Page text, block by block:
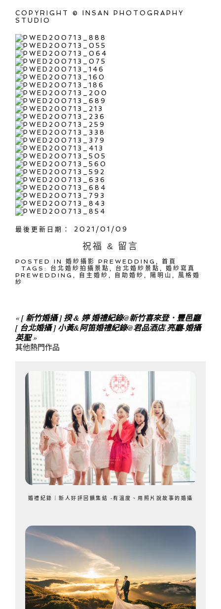
COPYRIGHT © INSAN PHOTOGRAPHY
STUDIO
最後更新日期： 2021/01/09
祝福 & 留言
POSTED IN婚紗攝影 PREWEDDING ,首頁
TAGS: 台北婚紗拍攝景點 台北婚紗景點 ,婚紗寫真
PREWEDDING
自主婚紗 自助婚紗 陽明山
風格婚
紗
«[ 新竹婚攝 ] 揆 & 婷 婚禮紀錄@新竹喜來登．豐邑廳
[ 台北婚攝 ] 小黃&阿笛婚禮紀錄@君品酒店.亮廳-婚攝
英聖»
其他熱門作品
婚禮紀錄｜新人好評回饋集結 -有溫度、用照片說故事的婚攝